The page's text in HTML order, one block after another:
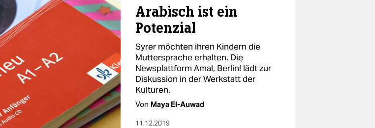
Arabisch ist ein
Potenzial
Syrer möchten ihren Kindern die
Muttersprache erhalten. Die
Newsplattform Amal, Berlin! lädt zur
Diskussion in der Werkstatt der
Kulturen.
Von Maya El-Auwad
11.12.2019